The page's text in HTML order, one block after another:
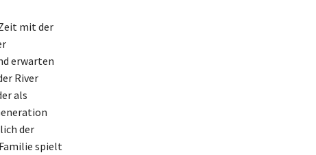
mit der
erwarten
River
als
der
spielt